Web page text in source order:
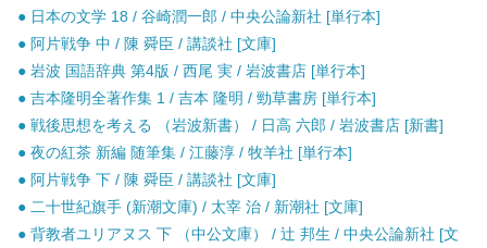
● 日本の文学 18 / 谷崎潤一郎 / 中央公論新社 [単行本]
● 阿片戦争 中 / 陳 舜臣 / 講談社 [文庫]
● 岩波 国語辞典 第4版 / 西尾 実 / 岩波書店 [単行本]
● 吉本隆明全著作集 1 / 吉本 隆明 / 勁草書房 [単行本]
● 戦後思想を考える （岩波新書） / 日高 六郎 / 岩波書店 [新書]
● 夜の紅茶 新編 随筆集 / 江藤淳 / 牧羊社 [単行本]
● 阿片戦争 下 / 陳 舜臣 / 講談社 [文庫]
● 二十世紀旗手 (新潮文庫) / 太宰 治 / 新潮社 [文庫]
● 背教者ユリアヌス 下 （中公文庫） / 辻 邦生 / 中央公論新社 [文